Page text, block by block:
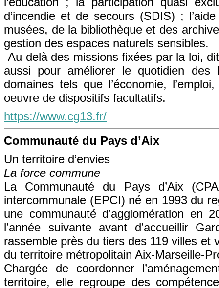
d’incendie et de secours (SDIS) ;
musées, de la bibliothèque et des
gestion des espaces naturels sensibles.
Au-delà des missions fixées par la loi,
aussi pour améliorer le quotidien des
domaines tels que l’économie,
oeuvre de dispositifs facultatifs.
https://www.cg13.fr/
Communauté du Pays d’Aix
Un territoire d’envies
La force commune
La Communauté du Pays d’Aix
intercommunale (EPCI) né en 1993 du
une communauté d’agglomération en
l’année suivante avant d’accueillir
rassemble près du tiers des 119 villes et
du territoire métropolitain Aix-Marseille-
Chargée de coordonner
territoire, elle regroupe des